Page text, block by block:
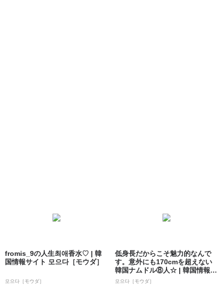
fromis_9の人生최애香水♡ | 韓
国情報サイト 모으다［モウダ］
모으다［モウダ］
低身長だからこそ魅力的なんで
す。意外にも170cmを超えない
韓国ナムドル⑧人☆ | 韓国情報サ
イト...
모으다［モウダ］